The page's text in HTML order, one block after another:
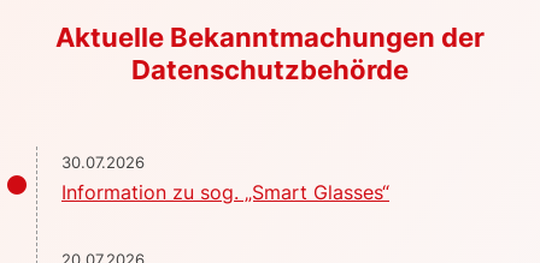
Aktuelle Bekanntmachungen der
Datenschutzbehörde
30.07.2026
Information zu sog. „Smart Glasses“